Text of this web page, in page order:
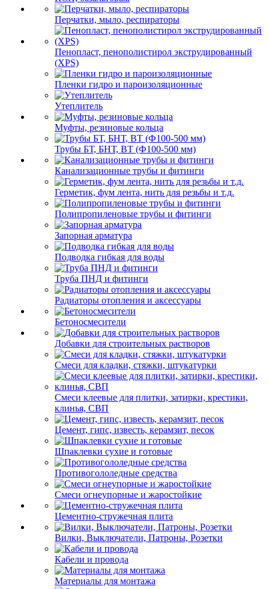
Перчатки, мыло, респираторы
Пенопласт, пенополистирол экструдированный
(XPS)
Пленки гидро и пароизоляционные
Утеплитель
Муфты, резиновые кольца
Трубы БТ, БНТ, ВТ (Ф100-500 мм)
Канализационные трубы и фитинги
Герметик, фум лента, нить для резьбы и т.д.
Полипропиленовые трубы и фитинги
Запорная арматура
Подводка гибкая для воды
Труба ПНД и фитинги
Радиаторы отопления и аксессуары
Бетоносмесители
Добавки для строительных растворов
Смеси для кладки, стяжки, штукатурки
Смеси клеевые для плитки, затирки, крестики,
клинья, СВП
Цемент, гипс, известь, керамзит, песок
Шпаклевки сухие и готовые
Противогололедные средства
Смеси огнеупорные и жаростойкие
Цементно-стружечная плита
Вилки, Выключатели, Патроны, Розетки
Кабели и провода
Материалы для монтажа